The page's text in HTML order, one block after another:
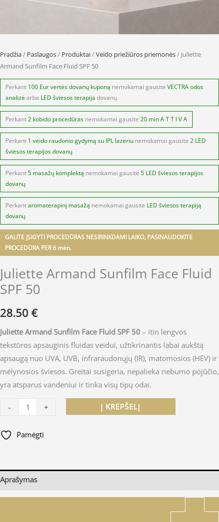
Pradžia/ Paslaugos/ Produktai/Veido priežiūros priemonės/ Juliette
Armand Sunfilm Face Fluid SPF 50
Perkant 100 Eur vertės dovanų kuponą nemokamai gausite VECTRA odos
analizė arba LED šviesos terapija dovanų
Perkant2 kobido procedūras nemokamai gausite 20 min A T T I V A
Perkant 1 veido raudonio gydymą su IPL lazeriu nemokamai gausite 2 LED
šviesos terapijos dovanų
Perkant5 masažų komplektą nemokamai gausite 5 LED šviesos terapijos
dovanų
Perkantaromaterapinį masažą nemokamai gausite LED šviesos terapiją
dovanų
GALITE ĮSIGYTI PROCEDŪRAS NESIRINKDAMI LAIKO, PASINAUDOKITE
PROCEDŪRA PER 6 mėn.
Juliette Armand Sunfilm Face Fluid
SPF 50
28.50 €
Juliette Armand Sunfilm Face Fluid SPF 50 – itin lengvos
tekstūros apsauginis fluidas veidui, užtikrinantis labai aukštą
apsaugą nuo UVA, UVB, infraraudonųjų (IR), matomosios (HEV) ir
mėlynosios šviesos. Greitai susigeria, nepalieka riebumo pojūčio,
yra atsparus vandeniui ir tinka visų tipų odai.
- + Į KREPŠELĮ
Pamėgti
Aprašymas